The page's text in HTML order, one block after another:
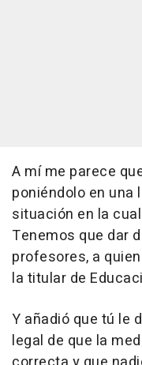
A mí me parece
poniéndolo en una
situación en la
Tenemos que dar
profesores, a
la titular de
Y añadió que tú le
legal de que la